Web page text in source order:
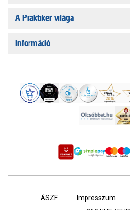
A Praktiker világa
Információ
ÁSZF Impresszum